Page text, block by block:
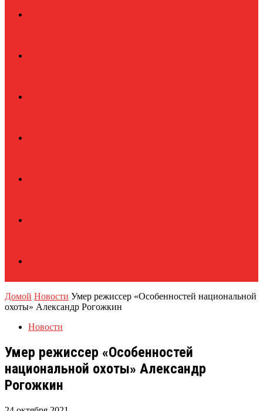
Домой Новости Умер режиссер «Особенностей национальной
охоты» Александр Рогожкин
Новости
Умер режиссер «Особенностей
национальной охоты» Александр
Рогожкин